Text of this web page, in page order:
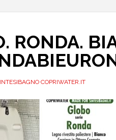
RONDA.
COPRIWATER.IT